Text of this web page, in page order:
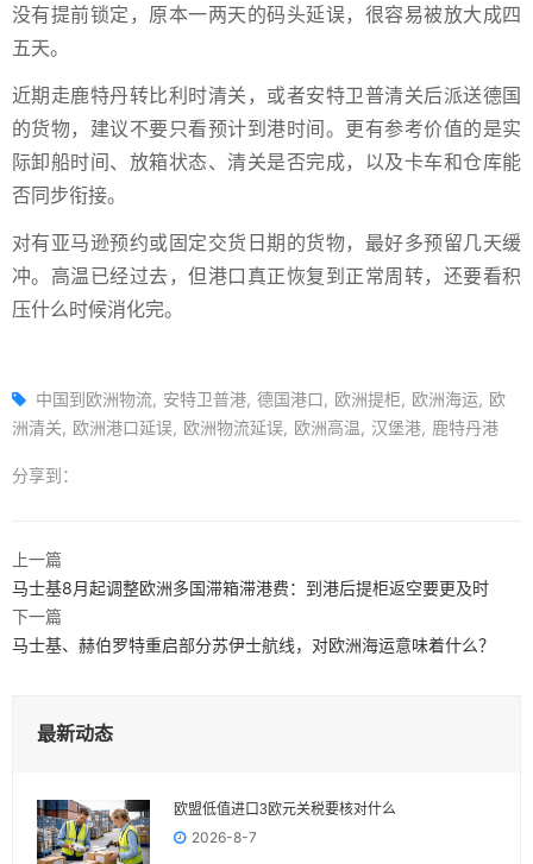
没有提前锁定，原本一两天的码头延误，很容易被放大成四
五天。
近期走鹿特丹转比利时清关，或者安特卫普清关后派送德国
的货物，建议不要只看预计到港时间。更有参考价值的是实
际卸船时间、放箱状态、清关是否完成，以及卡车和仓库能
否同步衔接。
对有亚马逊预约或固定交货日期的货物，最好多预留几天缓
冲。高温已经过去，但港口真正恢复到正常周转，还要看积
压什么时候消化完。
中国到欧洲物流 安特卫普港 德国港口 欧洲提柜 欧洲海运 欧
洲清关
欧洲港口延误 欧洲物流延误 欧洲高温 汉堡港 鹿特丹港
分享到：
上一篇
马士基8月起调整欧洲多国滞箱滞港费：到港后提柜返空要更及时
下一篇
马士基、赫伯罗特重启部分苏伊士航线，对欧洲海运意味着什么？
最新动态
欧盟低值进口3欧元关税要核对什么
2026-8-7